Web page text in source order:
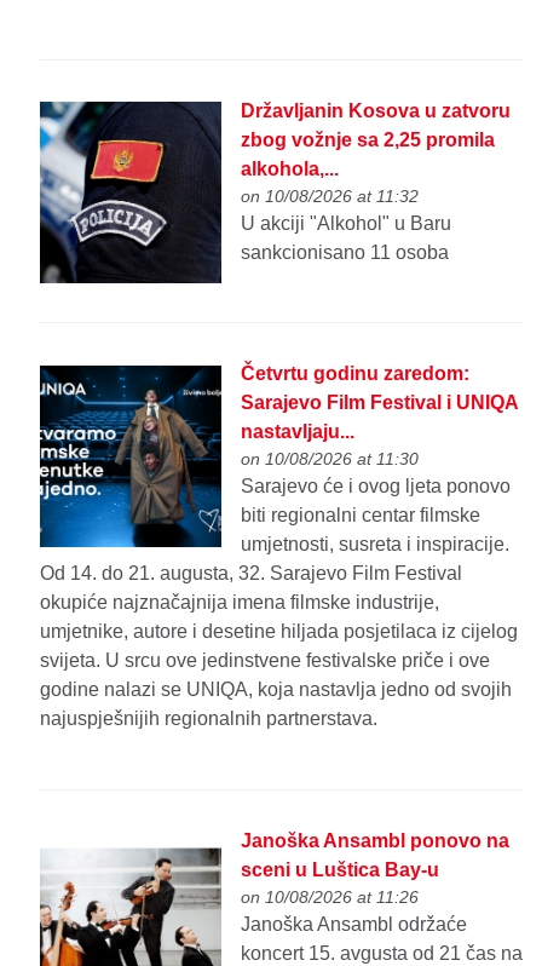
Državljanin Kosova u zatvoru
zbog vožnje sa 2,25 promila
alkohola,...
on 10/08/2026 at 11:32
U akciji "Alkohol" u Baru
sankcionisano 11 osoba
Četvrtu godinu zaredom:
Sarajevo Film Festival i UNIQA
nastavljaju...
on 10/08/2026 at 11:30
Sarajevo će i ovog ljeta ponovo
biti regionalni centar filmske
umjetnosti, susreta i inspiracije.
Od 14. do 21. augusta, 32. Sarajevo Film Festival
okupiće najznačajnija imena filmske industrije,
umjetnike, autore i desetine hiljada posjetilaca iz cijelog
svijeta. U srcu ove jedinstvene festivalske priče i ove
godine nalazi se UNIQA, koja nastavlja jedno od svojih
najuspješnijih regionalnih partnerstava.
Janoška Ansambl ponovo na
sceni u Luštica Bay-u
on 10/08/2026 at 11:26
Janoška Ansambl održaće
koncert 15. avgusta od 21 čas na